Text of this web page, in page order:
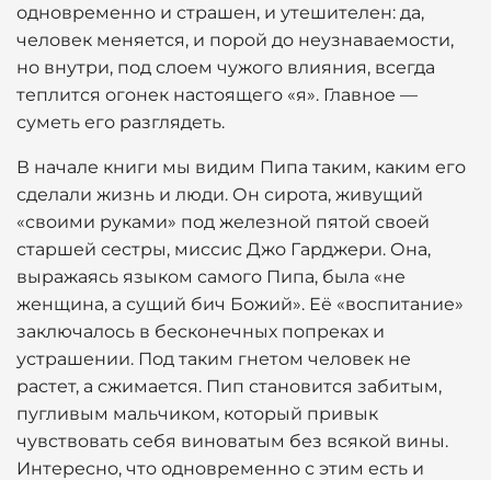
одновременно и страшен, и утешителен: да,
человек меняется, и порой до неузнаваемости,
но внутри, под слоем чужого влияния, всегда
теплится огонек настоящего «я». Главное —
суметь его разглядеть.
В начале книги мы видим Пипа таким, каким его
сделали жизнь и люди. Он сирота, живущий
«своими руками» под железной пятой своей
старшей сестры, миссис Джо Гарджери. Она,
выражаясь языком самого Пипа, была «не
женщина, а сущий бич Божий». Её «воспитание»
заключалось в бесконечных попреках и
устрашении. Под таким гнетом человек не
растет, а сжимается. Пип становится забитым,
пугливым мальчиком, который привык
чувствовать себя виноватым без всякой вины.
Интересно, что одновременно с этим есть и